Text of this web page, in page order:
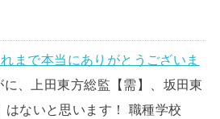
れまで本当にありがとうございま
に、上田東方総監【需】、坂田東
はないと思います！ 職種学校